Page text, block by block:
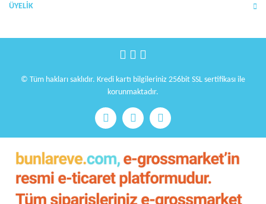
Gönder
ÜYELİK
© Tüm hakları saklıdır. Kredi kartı bilgileriniz 256bit SSL sertifikası ile
korunmaktadır.